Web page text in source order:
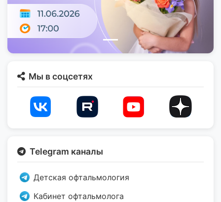
Мы в соцсетях
Telegram каналы
Детская офтальмология
Кабинет офтальмолога